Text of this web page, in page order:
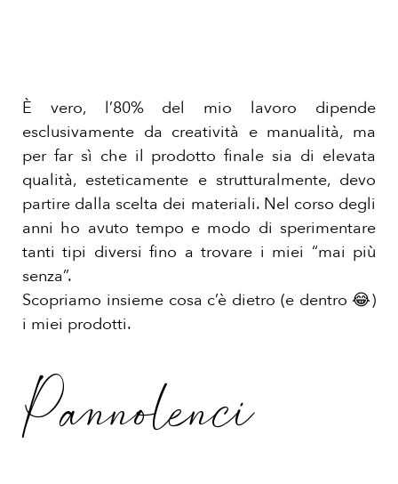
È vero, l’80% del mio lavoro dipende
esclusivamente da creatività e manualità, ma
per far sì che il prodotto finale sia di elevata
qualità, esteticamente e strutturalmente, devo
partire dalla scelta dei materiali. Nel corso degli
anni ho avuto tempo e modo di sperimentare
tanti tipi diversi fino a trovare i miei “mai più
senza”.
Scopriamo insieme cosa c’è dietro (e dentro 😂)
i miei prodotti.
Pannolenci